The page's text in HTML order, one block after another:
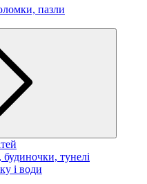
пазли
будиночки, тунелі
і води